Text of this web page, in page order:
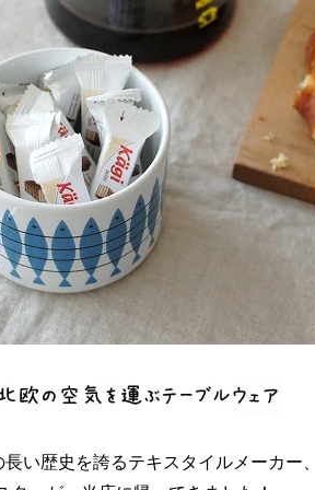
い歴史を誇るテキスタイルメーカー、